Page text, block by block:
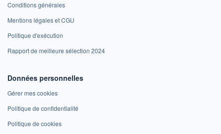
Conditions générales
Mentions légales et CGU
Politique d'exécution
Rapport de meilleure sélection 2024
Données personnelles
Gérer mes cookies
Politique de confidentialité
Politique de cookies